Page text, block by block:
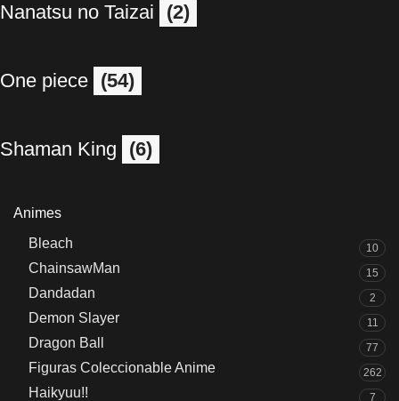
Nanatsu no Taizai (2)
One piece (54)
Shaman King (6)
Animes
Bleach
10
ChainsawMan 15
Dandadan 2
Demon Slayer 11
Dragon Ball 77
Figuras Coleccionable Anime 262
Haikyuu!! 7